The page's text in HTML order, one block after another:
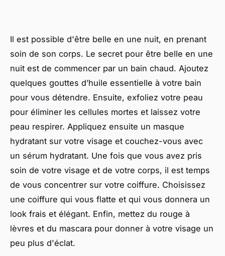
Il est possible d'être belle en une nuit, en prenant
soin de son corps. Le secret pour être belle en une
nuit est de commencer par un bain chaud. Ajoutez
quelques gouttes d’huile essentielle à votre bain
pour vous détendre. Ensuite, exfoliez votre peau
pour éliminer les cellules mortes et laissez votre
peau respirer. Appliquez ensuite un masque
hydratant sur votre visage et couchez-vous avec
un sérum hydratant. Une fois que vous avez pris
soin de votre visage et de votre corps, il est temps
de vous concentrer sur votre coiffure. Choisissez
une coiffure qui vous flatte et qui vous donnera un
look frais et élégant. Enfin, mettez du rouge à
lèvres et du mascara pour donner à votre visage un
peu plus d'éclat.